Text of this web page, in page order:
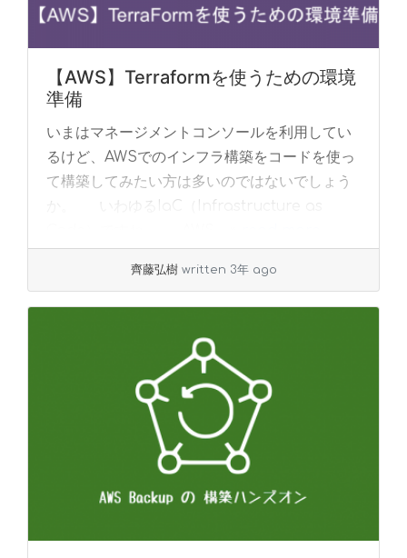
【AWS】Terraformを使うための環境
準備
いまはマネージメントコンソールを利用してい
るけど、AWSでのインフラ構築をコードを使っ
て構築してみたい方は多いのではないでしょう
か。 いわゆるIaC（Infrastructure as
齊藤弘樹 written 3年 ago